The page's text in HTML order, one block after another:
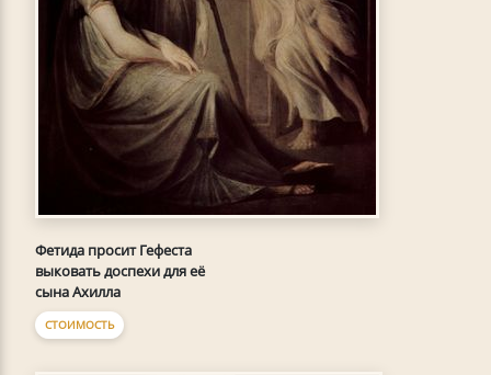
Фетида просит Гефеста
выковать доспехи для её
сына Ахилла
СТОИМОСТЬ